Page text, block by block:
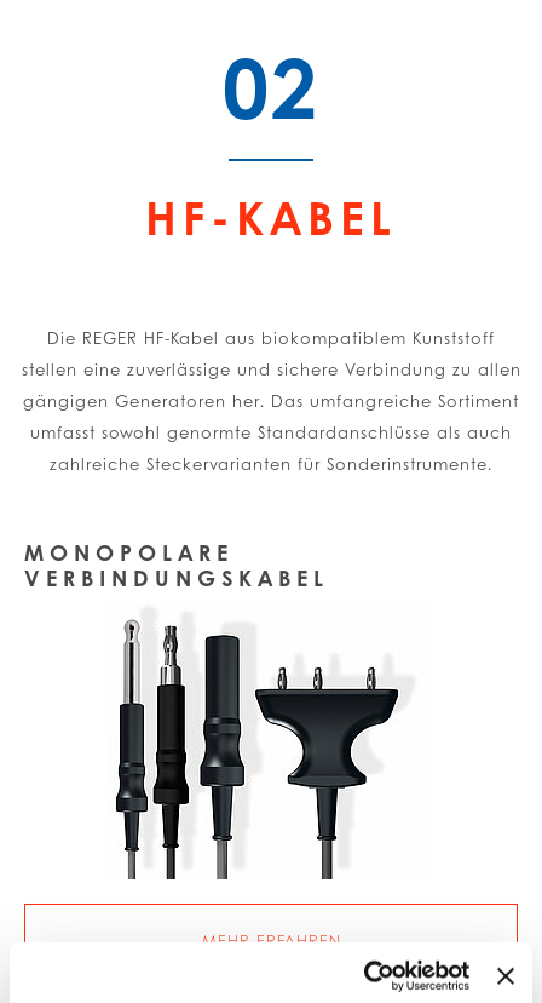
02
HF-KABEL
Die REGER HF-Kabel aus biokompatiblem Kunststoff
stellen eine zuverlässige und sichere Verbindung zu allen
gängigen Generatoren her. Das umfangreiche Sortiment
umfasst sowohl genormte Standardanschlüsse als auch
zahlreiche Steckervarianten für Sonderinstrumente.
MONOPOLARE
VERBINDUNGSKABEL
MEHR ERFAHREN